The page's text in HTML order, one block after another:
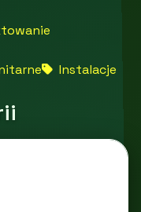
Instalacje